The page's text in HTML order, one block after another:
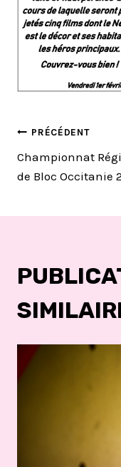
DE
PRÉCÉDENT
Championnat
de Bloc Occitanie